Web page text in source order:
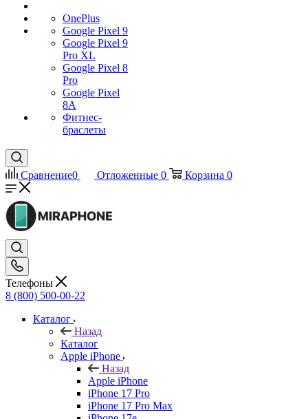
OnePlus
Google Pixel 9
Google Pixel 9
Pro XL
Google Pixel 8
Pro
Google Pixel
8A
Фитнес-
браслеты
Сравнение0 Отложенные 0 Корзина 0
Телефоны
8 (800) 500-00-22
Каталог
Назад
Каталог
Apple iPhone
Назад
Apple iPhone
iPhone 17 Pro
iPhone 17 Pro Max